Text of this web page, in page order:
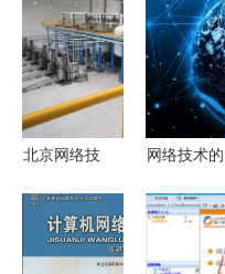
去何从？华
为言论让人
安心
鼎恒网络技
术的摄像头
直销让利方
案
北京网络技
现状
网络技术的
势解析